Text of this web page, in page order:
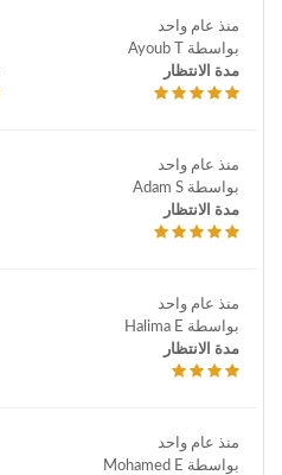
منذ عام واحد
بواسطة Ayoub T
مدة الانتظار
منذ عام واحد
بواسطة Adam S
مدة الانتظار
منذ عام واحد
بواسطة Halima E
مدة الانتظار
منذ عام واحد
بواسطة Mohamed E